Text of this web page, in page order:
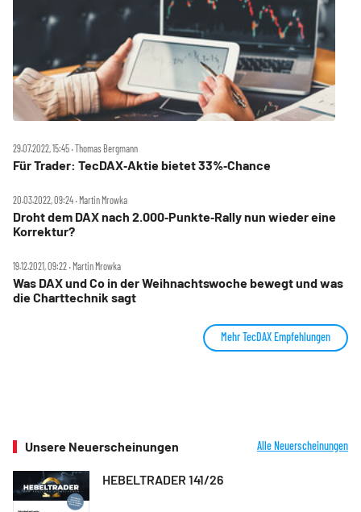
29.07.2022, 15:45 ‧ Thomas Bergmann
Für Trader: TecDAX‑Aktie bietet 33%‑Chance
20.03.2022, 09:24 ‧ Martin Mrowka
Droht dem DAX nach 2.000‑Punkte‑Rally nun wieder eine
Korrektur?
19.12.2021, 09:22 ‧ Martin Mrowka
Was DAX und Co in der Weihnachtswoche bewegt und was
die Charttechnik sagt
Mehr TecDAX Empfehlungen
Unsere Neuerscheinungen Alle Neuerscheinungen
HEBELTRADER 141/26